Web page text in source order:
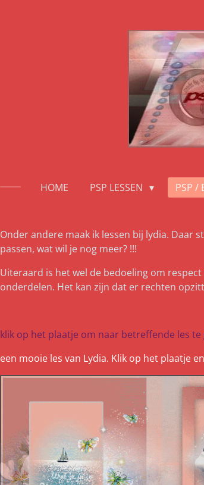
HOME PSP LESSEN PSP /
Onder andere maak ik lessen bij lydia. Daar
passen, wat wil je nog meer? !!!
Uiteraard is het wel de bedoeling om
onderdelen. Het kan zijn dat er rechten
klik op het plaatje om naar betreffende les te
een mooie les van Lydia. Klik op het plaatje